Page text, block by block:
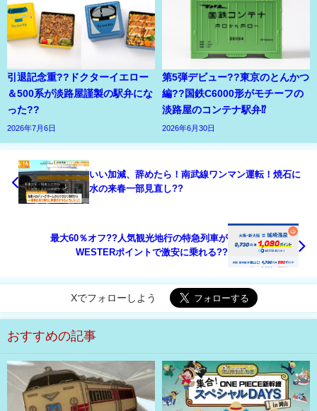
引退記念重??ドクターイエロー
＆500系が淡路屋謹製の駅弁にな
った??
2026年7月6日
第5弾デビュー??東京のとんかつ
編??国鉄C6000形がモチーフの
淡路屋のコンテナ駅弁⁉
2026年6月30日
いい加減、辞めたら！南武線ワンマン運転！焼石に
水の来春一部見直し??
最大60％オフ??人気観光地行の特急列車が
WESTERポイントで激安に乗れる??
Xでフォローしよう
おすすめの記事